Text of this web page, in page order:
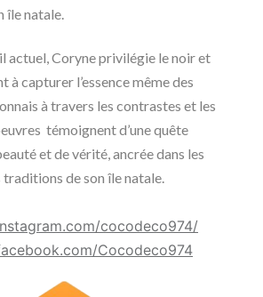
île natale.
actuel, Coryne privilégie le noir et
à capturer l’essence même des
à travers les contrastes et les
témoignent d’une quête
et de vérité, ancrée dans les
traditions de son île natale.
cocodeco974/
Cocodeco974